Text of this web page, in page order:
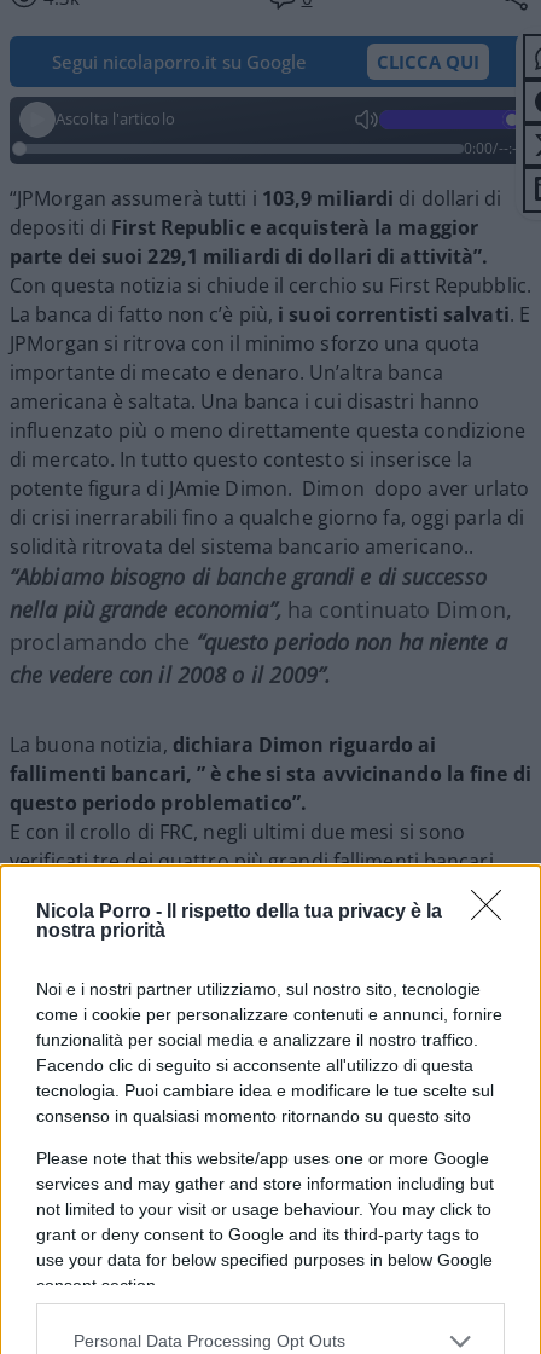
Nicola Porro -
Il rispetto della tua privacy è la
nostra priorità
Noi e i nostri partner utilizziamo, sul nostro sito, tecnologie
come i cookie per personalizzare contenuti e annunci, fornire
funzionalità per social media e analizzare il nostro traffico.
Facendo clic di seguito si acconsente all'utilizzo di questa
tecnologia. Puoi cambiare idea e modificare le tue scelte sul
consenso in qualsiasi momento ritornando su questo sito
Please note that this website/app uses one or more Google
services and may gather and store information including but
not limited to your visit or usage behaviour. You may click to
grant or deny consent to Google and its third-party tags to
use your data for below specified purposes in below Google
consent section.
Personal Data Processing Opt Outs
Segui nicolaporro.it su Google CLICCA QUI
Ascolta l'articolo
0:00/--:--
“JPMorgan assumerà tutti i 103,9 miliardi di dollari di
depositi di First Republic e acquisterà la maggior
parte dei suoi 229,1 miliardi di dollari di attività”.
Con questa notizia si chiude il cerchio su First Repubblic.
La banca di fatto non c’è più, i suoi correntisti salvati. E
JPMorgan si ritrova con il minimo sforzo una quota
importante di mecato e denaro. Un’altra banca
americana è saltata. Una banca i cui disastri hanno
influenzato più o meno direttamente questa condizione
di mercato. In tutto questo contesto si inserisce la
potente figura di JAmie Dimon. Dimon dopo aver urlato
di crisi inerrarabili fino a qualche giorno fa, oggi parla di
solidità ritrovata del sistema bancario americano..
“Abbiamo bisogno di banche grandi e di successo
nella più grande economia”, ha continuato Dimon,
proclamando che “questo periodo non ha niente a
che vedere con il 2008 o il 2009”.
La buona notizia, dichiara Dimon riguardo ai
fallimenti bancari, ” è che si sta avvicinando la fine di
questo periodo problematico”.
E con il crollo di FRC, negli ultimi due mesi si sono
verificati tre dei quattro più grandi fallimenti bancari
statunitensi. First Republic, con circa 233 miliardi di
dollari di attività alla fine del primo trimestre, si colloca
appena dietro il crollo del 2008 di Washington Mutual. A
completare le prime quattro ci sono la Silicon Valley
Bank e la Signature Bank, una banca con sede a New
York anch’essa fallita a marzo.
A seguito della transazione, le 84 filiali di First
Republic riapriranno come parte di JPMorgan
lunedì durante il normale orario lavorativo e i
clienti avranno pieno accesso ai loro depositi, ha
affermato la FDIC.
Anche il Tesoro degli Stati Uniti ha rilasciato una
dichiarazione lunedì mattina dopo l’annuncio